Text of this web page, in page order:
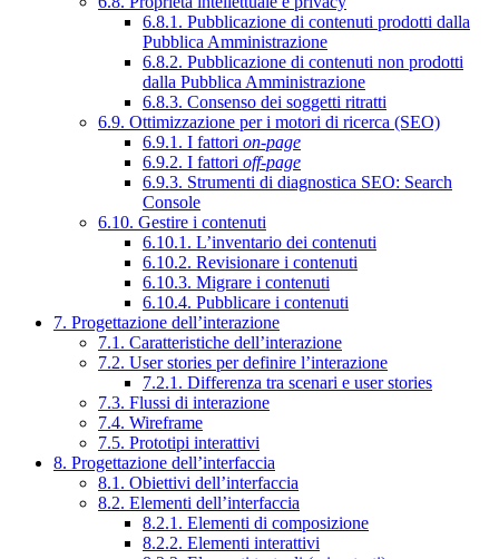
6.8.1. Pubblicazione di contenuti prodotti dalla
Pubblica Amministrazione
6.8.2. Pubblicazione di contenuti non prodotti
dalla Pubblica Amministrazione
6.8.3. Consenso dei soggetti ritratti
6.9. Ottimizzazione per i motori di ricerca (SEO)
6.9.1. I fattori on-page
6.9.2. I fattori off-page
6.9.3. Strumenti di diagnostica SEO: Search
Console
6.10. Gestire i contenuti
6.10.1. L’inventario dei contenuti
6.10.2. Revisionare i contenuti
6.10.3. Migrare i contenuti
6.10.4. Pubblicare i contenuti
7. Progettazione dell’interazione
7.1. Caratteristiche dell’interazione
7.2. User stories per definire l’interazione
7.2.1. Differenza tra scenari e user stories
7.3. Flussi di interazione
7.4. Wireframe
7.5. Prototipi interattivi
8. Progettazione dell’interfaccia
8.1. Obiettivi dell’interfaccia
8.2. Elementi dell’interfaccia
8.2.1. Elementi di composizione
8.2.2. Elementi interattivi